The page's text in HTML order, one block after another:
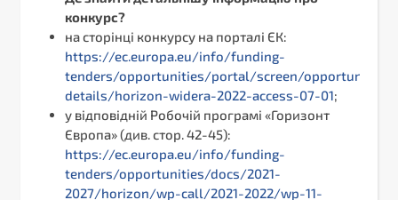
конкурс?
на сторінці конкурсу на порталі ЄК:
https://ec.europa.eu/info/funding-
tenders/opportunities/portal/screen/
details/horizon-widera-2022-access-07-01;
у відповідній Робочій програмі «Горизонт
Європа» (див. стор. 42-45):
https://ec.europa.eu/info/funding-
tenders/opportunities/docs/2021-
2027/horizon/wp-call/2021-2022/wp-11-